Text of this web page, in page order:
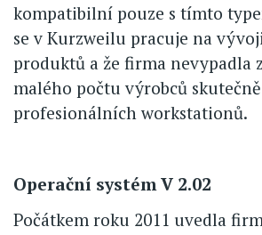
kompatibilní pouze s tímto
se v Kurzweilu pracuje na
produktů a že firma nevypadla
malého počtu výrobců skutečně
profesionálních workstationů.
Operační systém V 2.02
Počátkem roku 2011 uvedla